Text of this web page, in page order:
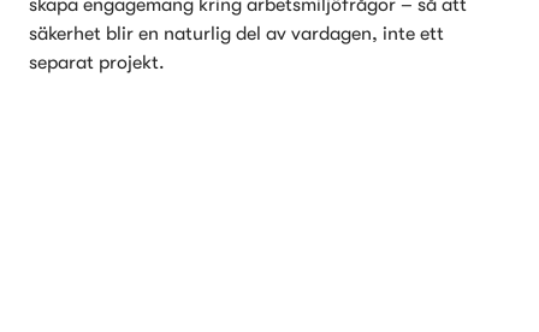
skapa engagemang kring arbetsmiljöfrågor – så att
säkerhet blir en naturlig del av vardagen, inte ett
separat projekt.